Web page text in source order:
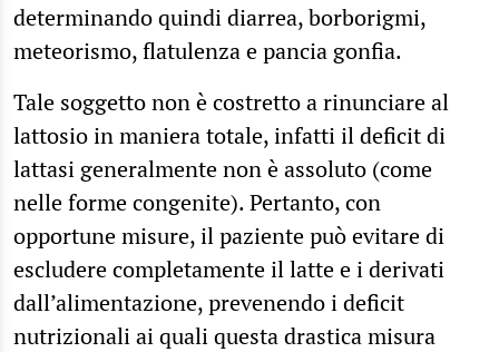
determinando quindi diarrea, borborigmi,
meteorismo, flatulenza e pancia gonfia.
Tale soggetto non è costretto a rinunciare al
lattosio in maniera totale, infatti il deficit di
lattasi generalmente non è assoluto (come
nelle forme congenite). Pertanto, con
opportune misure, il paziente può evitare di
escludere completamente il latte e i derivati
dall’alimentazione, prevenendo i deficit
nutrizionali ai quali questa drastica misura